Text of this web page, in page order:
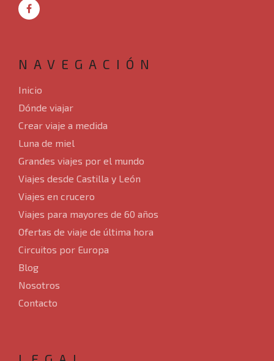
Ofertas de viaje de última hora
Contacto
NAVEGACIÓN
Inicio
Dónde viajar
Crear viaje a medida
Luna de miel
Grandes viajes por el mundo
Viajes desde Castilla y León
Viajes en crucero
Viajes para mayores de 60 años
Ofertas de viaje de última hora
Circuitos por Europa
Blog
Nosotros
Contacto